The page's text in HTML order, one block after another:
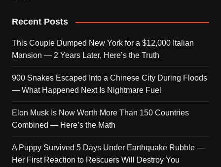
Recent Posts
This Couple Dumped New York for a $12,000 Italian
Mansion — 2 Years Later, Here’s the Truth
900 Snakes Escaped Into a Chinese City During Floods
— What Happened Next Is Nightmare Fuel
Elon Musk Is Now Worth More Than 150 Countries
Combined — Here’s the Math
A Puppy Survived 5 Days Under Earthquake Rubble —
Her First Reaction to Rescuers Will Destroy You